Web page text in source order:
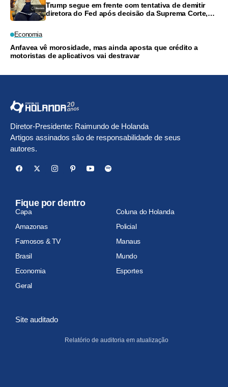
Trump segue em frente com tentativa de demitir
diretora do Fed após decisão da Suprema Corte,
Economia
Anfavea vê morosidade, mas ainda aposta que crédito a
motoristas de aplicativos vai destravar
Diretor-Presidente: Raimundo de Holanda
Artigos assinados são de responsabilidade de seus
autores.
Fique por dentro
Capa
Coluna do Holanda
Amazonas
Policial
Famosos & TV
Manaus
Brasil
Mundo
Economia
Esportes
Geral
Site auditado
Relatório de auditoria em atualização